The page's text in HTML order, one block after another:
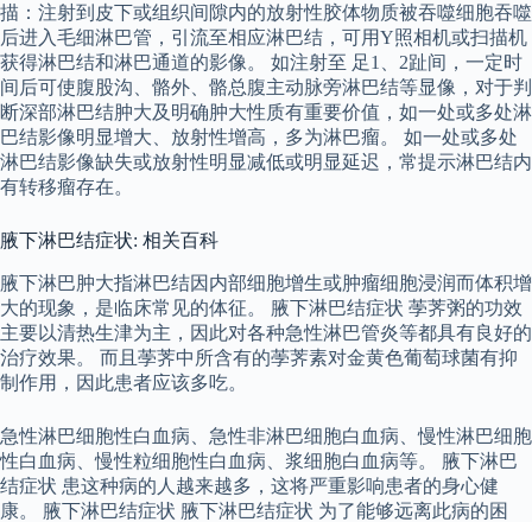
描：注射到皮下或组织间隙内的放射性胶体物质被吞噬细胞吞噬
后进入毛细淋巴管，引流至相应淋巴结，可用Y照相机或扫描机
获得淋巴结和淋巴通道的影像。 如注射至 足1、2趾间，一定时
间后可使腹股沟、骼外、骼总腹主动脉旁淋巴结等显像，对于判
断深部淋巴结肿大及明确肿大性质有重要价值，如一处或多处淋
巴结影像明显增大、放射性增高，多为淋巴瘤。 如一处或多处
淋巴结影像缺失或放射性明显减低或明显延迟，常提示淋巴结内
有转移瘤存在。
腋下淋巴结症状: 相关百科
腋下淋巴肿大指淋巴结因内部细胞增生或肿瘤细胞浸润而体积增
大的现象，是临床常见的体征。 腋下淋巴结症状 荸荠粥的功效
主要以清热生津为主，因此对各种急性淋巴管炎等都具有良好的
治疗效果。 而且荸荠中所含有的荸荠素对金黄色葡萄球菌有抑
制作用，因此患者应该多吃。
急性淋巴细胞性白血病、急性非淋巴细胞白血病、慢性淋巴细胞
性白血病、慢性粒细胞性白血病、浆细胞白血病等。 腋下淋巴
结症状 患这种病的人越来越多，这将严重影响患者的身心健
康。 腋下淋巴结症状 腋下淋巴结症状 为了能够远离此病的困